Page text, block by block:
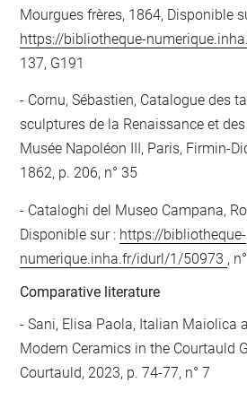
Mourgues frères, 1864, Disponible
https://bibliotheque-
137, G191
Cornu, Sébastien, Catalogue des
sculptures de la Renaissance et
Musée Napoléon III, Paris, Firmin-
1862, p. 206, n° 35
Cataloghi del Museo Campana,
Disponible sur : https://bibliotheque-
numerique.inha.fr/idurl/1/50973 ,
Comparative literature
- Sani, Elisa Paola, Italian Maiolica
Modern Ceramics in the Courtauld
Courtauld, 2023, p. 74-77, n° 7